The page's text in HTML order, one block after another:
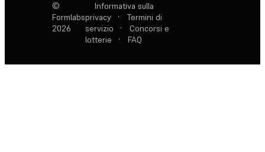
©
Formlabs
2026
Informativa sulla
privacy
·
Termini di
servizio
·
Concorsi e
lotterie
· FAQ